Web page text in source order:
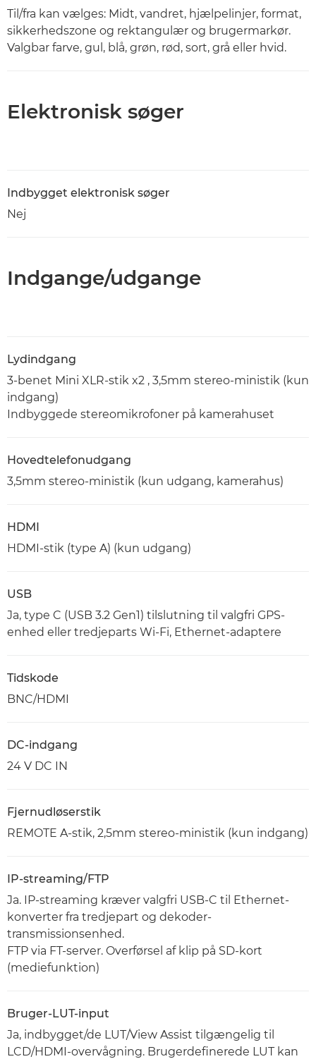
Til/fra kan vælges: Midt, vandret, hjælpelinjer, format,
sikkerhedszone og rektangulær og brugermarkør.
Valgbar farve, gul, blå, grøn, rød, sort, grå eller hvid.
Elektronisk søger
Indbygget elektronisk søger
Nej
Indgange/udgange
Lydindgang
3-benet Mini XLR-stik x2 , 3,5mm stereo-ministik (kun
indgang)
Indbyggede stereomikrofoner på kamerahuset
Hovedtelefonudgang
3,5mm stereo-ministik (kun udgang, kamerahus)
HDMI
HDMI-stik (type A) (kun udgang)
USB
Ja, type C (USB 3.2 Gen1) tilslutning til valgfri GPS-
enhed eller tredjeparts Wi-Fi, Ethernet-adaptere
Tidskode
BNC/HDMI
DC-indgang
24 V DC IN
Fjernudløserstik
REMOTE A-stik, 2,5mm stereo-ministik (kun indgang)
IP-streaming/FTP
Ja. IP-streaming kræver valgfri USB-C til Ethernet-
konverter fra tredjepart og dekoder-
transmissionsenhed.
FTP via FT-server. Overførsel af klip på SD-kort
(mediefunktion)
Bruger-LUT-input
Ja, indbygget/de LUT/View Assist tilgængelig til
LCD/HDMI-overvågning. Brugerdefinerede LUT kan